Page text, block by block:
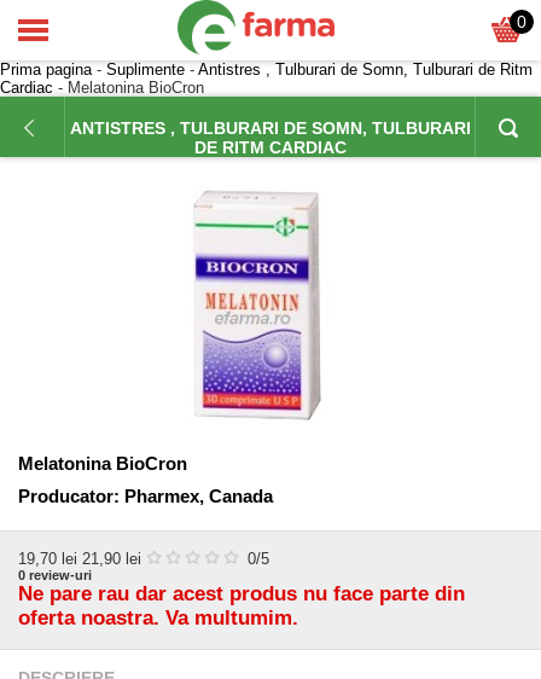
0
Prima pagina- Suplimente - Antistres , Tulburari de Somn, Tulburari de Ritm
Cardiac - Melatonina BioCron
ANTISTRES , TULBURARI DE SOMN, TULBURARI
DE RITM CARDIAC
Melatonina BioCron
Producator: Pharmex, Canada
19,70 lei 21,90 lei 0/5
0 review-uri
Ne pare rau dar acest produs nu face parte din
oferta noastra. Va multumim.